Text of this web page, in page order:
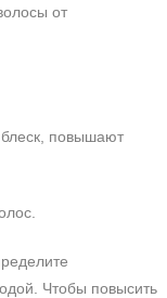
от
повышают
Чтобы повысить